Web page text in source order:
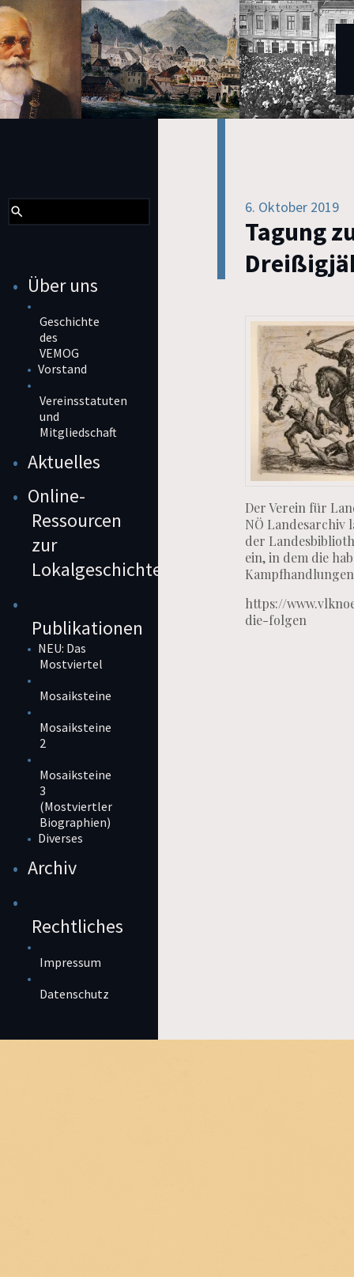
Über uns
Geschichte
des
VEMOG
Vorstand
Vereinsstatuten
und
Mitgliedschaft
Aktuelles
Online-
Ressourcen
zur
Lokalgeschichte
Publikationen
NEU: Das
Mostviertel
Mosaiksteine
Mosaiksteine
2
Mosaiksteine
3
(Mostviertler
Biographien)
Diverses
Archiv
Rechtliches
Impressum
Datenschutz
6. Oktober 2019
Tagung
Der Verein für
NÖ Landesarchiv
der
ein, in dem die
https://
die-folgen